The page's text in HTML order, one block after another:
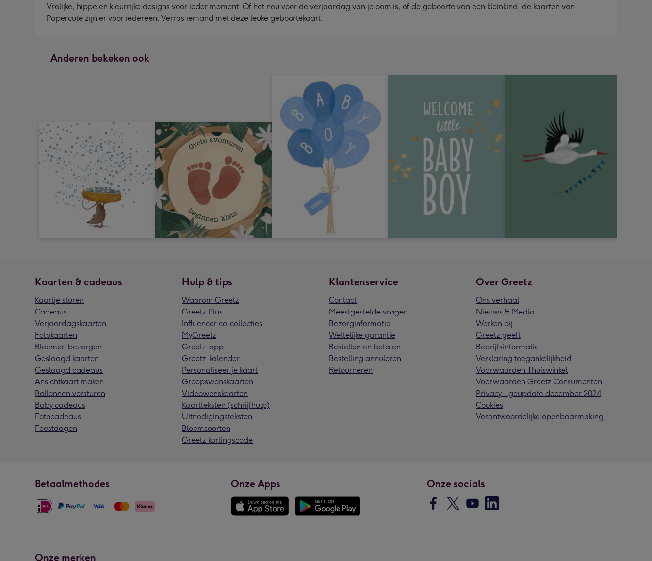
Vrolijke, hippe en kleurrijke designs voor ieder moment. Of het nou voor de verjaardag van je oom is, of de geboorte van een kleinkind, de kaarten van
Papercute zijn er voor iedereen. Verras iemand met deze leuke geboortekaart.
Anderen bekeken ook
Kaarten & cadeaus
Kaartje sturen
Cadeaus
Verjaardagskaarten
Fotokaarten
Bloemen bezorgen
Geslaagd kaarten
Geslaagd cadeaus
Ansichtkaart maken
Ballonnen versturen
Baby cadeaus
Fotocadeaus
Feestdagen
Hulp & tips
Waarom Greetz
Greetz Plus
Influencer co-collecties
MyGreetz
Greetz-app
Greetz-kalender
Personaliseer je kaart
Groepswenskaarten
Videowenskaarten
Kaartteksten (schrijfhulp)
Uitnodigingsteksten
Bloemsoorten
Greetz kortingscode
Klantenservice
Contact
Meestgestelde vragen
Bezorginformatie
Wettelijke garantie
Bestellen en betalen
Bestelling annuleren
Retourneren
Over Greetz
Ons verhaal
Nieuws & Media
Werken bij
Greetz geeft
Bedrijfsinformatie
Verklaring toegankelijkheid
Voorwaarden Thuiswinkel
Voorwaarden Greetz Consumenten
Privacy - geupdate december 2024
Cookies
Verantwoordelijke openbaarmaking
Betaalmethodes Onze Apps Onze socials
Onze merken